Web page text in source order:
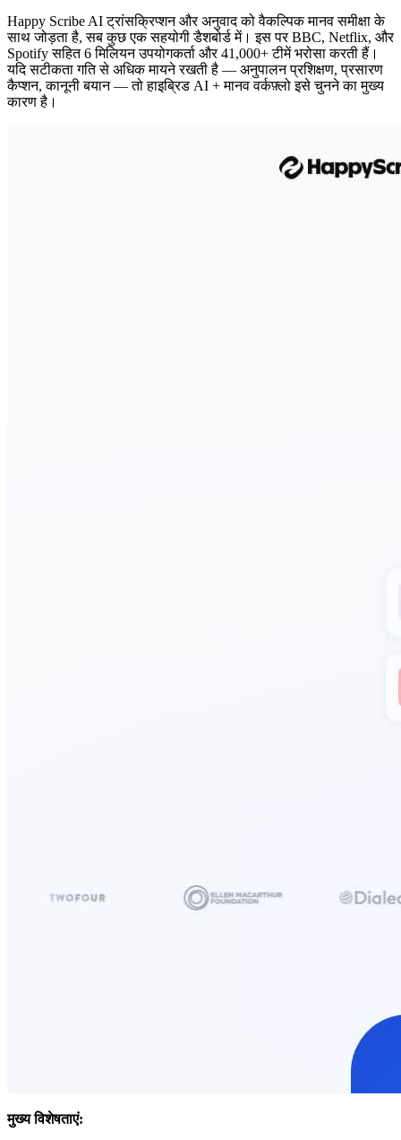
Happy Scribe AI ट्रांसक्रिप्शन और अनुवाद को वैकल्पिक मानव समीक्षा के
साथ जोड़ता है, सब कुछ एक सहयोगी डैशबोर्ड में। इस पर BBC, Netflix, और
Spotify सहित 6 मिलियन उपयोगकर्ता और 41,000+ टीमें भरोसा करती हैं।
यदि सटीकता गति से अधिक मायने रखती है — अनुपालन प्रशिक्षण, प्रसारण
कैप्शन, कानूनी बयान — तो हाइब्रिड AI + मानव वर्कफ़्लो इसे चुनने का मुख्य
कारण है।
मुख्य विशेषताएं: